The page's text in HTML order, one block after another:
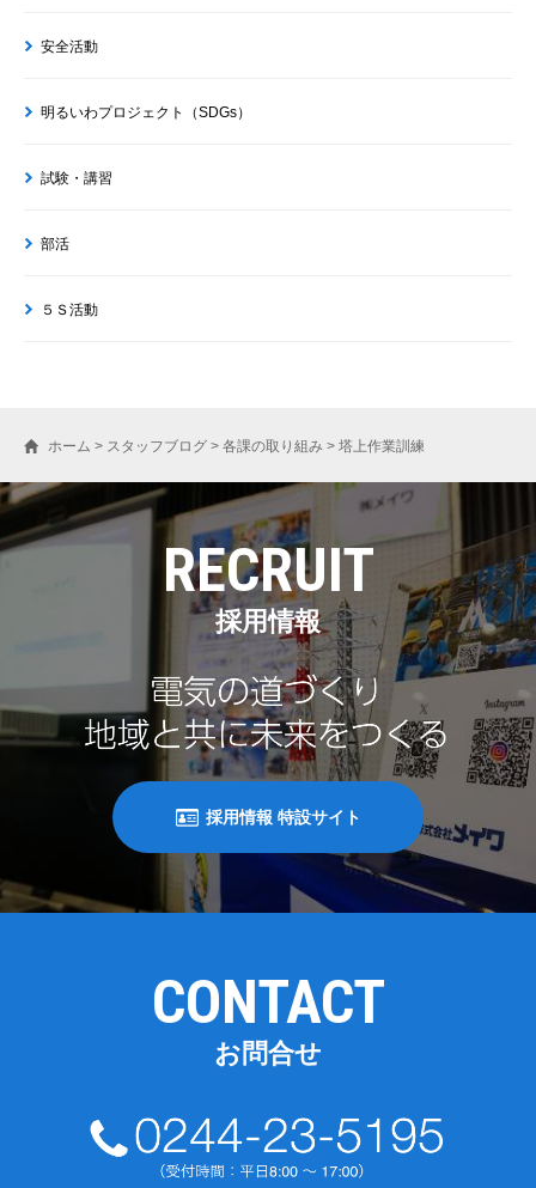
安全活動
明るいわプロジェクト（SDGs）
試験・講習
部活
５Ｓ活動
ホーム > スタッフブログ > 各課の取り組み > 塔上作業訓練
RECRUIT
採用情報
採用情報 特設サイト
CONTACT
お問合せ